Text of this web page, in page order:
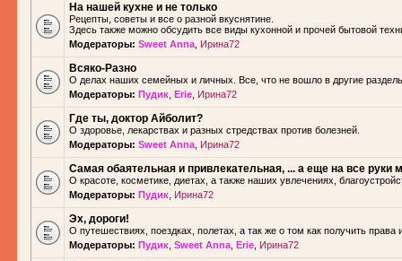
На нашей кухне и не только
Рецепты, советы и все о разной вкуснятине.
Здесь также можно обсудить все виды кухонной и прочей бытовой
Модераторы: Sweet Anna Ирина72
Всяко-Разно
О делах наших семейных и личных. Все, что не вошло в другие
Модераторы: Пудик Erie Ирина72
Где ты, доктор Айболит?
О здоровье, лекарствах и разных стредствах против болезней.
Модераторы: Sweet Anna Ирина72
Самая обаятельная и привлекательная, ... а еще на все руки
О красоте, косметике, диетах, а также наших увлечениях,
Модераторы: Пудик Ирина72
Эх, дороги!
О путешествиях, поездках, полетах, а так же о том как получить права
Модераторы: Пудик Sweet Anna Erie Ирина72